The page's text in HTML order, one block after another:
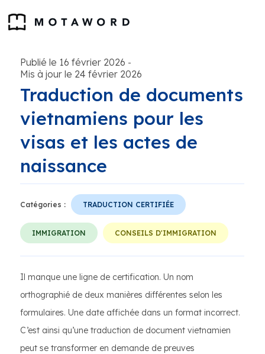
Publié le 16 février 2026 -
Mis à jour le 24 février 2026
Traduction de documents
vietnamiens pour les
visas et les actes de
naissance
Catégories : TRADUCTION CERTIFIÉE
IMMIGRATION CONSEILS D'IMMIGRATION
Il manque une ligne de certification. Un nom
orthographié de deux manières différentes selon les
formulaires. Une date affichée dans un format incorrect.
C’est ainsi qu’une traduction de document vietnamien
peut se transformer en demande de preuves